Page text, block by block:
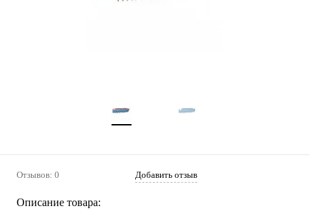
Отзывов: 0 Добавить отзыв
Описание товара: